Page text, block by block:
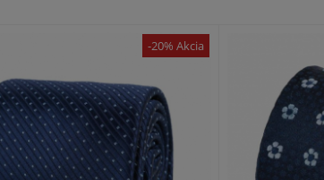
-20% Akcia